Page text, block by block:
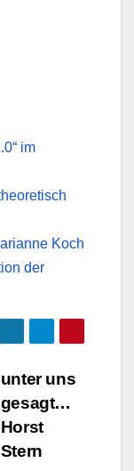
im
Koch
der
unter uns
gesagt…
Horst
Stern